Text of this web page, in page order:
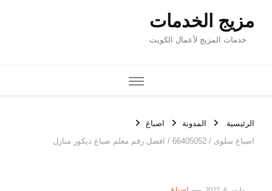
مزيج الخدمات
خدمات المزيج لأعمال الكويت
الرئيسية المدونة
اصباغ
اصباغ سلوى / 66405052 / افضل رقم معلم صباغ ديكور منازل